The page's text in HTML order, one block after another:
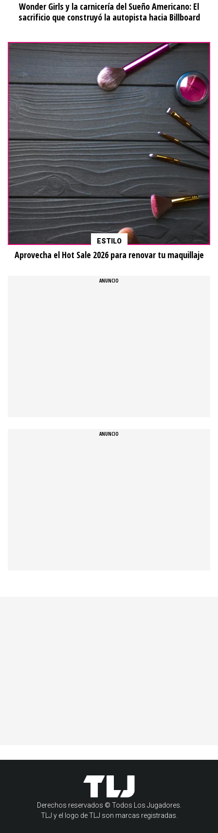
Wonder Girls y la carnicería del Sueño Americano: El
sacrificio que construyó la autopista hacia Billboard
ESTILO
Aprovecha el Hot Sale 2026 para renovar tu maquillaje
Derechos reservados © Todos Los Jugadores.
TLJ y el logo de TLJ son marcas registradas.